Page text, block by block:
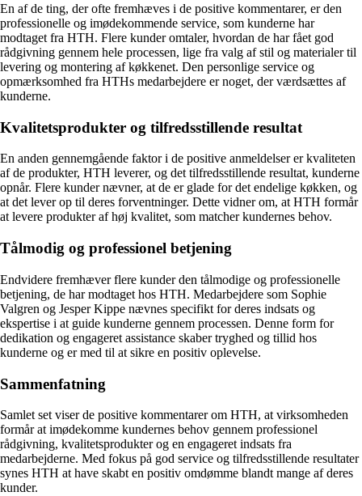
En af de ting, der ofte fremhæves i de positive kommentarer, er den
professionelle og imødekommende service, som kunderne har
modtaget fra HTH. Flere kunder omtaler, hvordan de har fået god
rådgivning gennem hele processen, lige fra valg af stil og materialer til
levering og montering af køkkenet. Den personlige service og
opmærksomhed fra HTHs medarbejdere er noget, der værdsættes af
kunderne.
Kvalitetsprodukter og tilfredsstillende resultat
En anden gennemgående faktor i de positive anmeldelser er kvaliteten
af de produkter, HTH leverer, og det tilfredsstillende resultat, kunderne
opnår. Flere kunder nævner, at de er glade for det endelige køkken, og
at det lever op til deres forventninger. Dette vidner om, at HTH formår
at levere produkter af høj kvalitet, som matcher kundernes behov.
Tålmodig og professionel betjening
Endvidere fremhæver flere kunder den tålmodige og professionelle
betjening, de har modtaget hos HTH. Medarbejdere som Sophie
Valgren og Jesper Kippe nævnes specifikt for deres indsats og
ekspertise i at guide kunderne gennem processen. Denne form for
dedikation og engageret assistance skaber tryghed og tillid hos
kunderne og er med til at sikre en positiv oplevelse.
Sammenfatning
Samlet set viser de positive kommentarer om HTH, at virksomheden
formår at imødekomme kundernes behov gennem professionel
rådgivning, kvalitetsprodukter og en engageret indsats fra
medarbejderne. Med fokus på god service og tilfredsstillende resultater
synes HTH at have skabt en positiv omdømme blandt mange af deres
kunder.